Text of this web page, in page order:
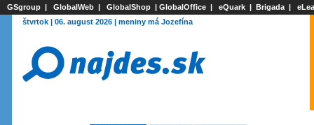
GSgroup | GlobalWeb | GlobalShop | GlobalOffice | eQuark | Brigada |
štvrtok | 06. august 2026 | meniny má Jozefína